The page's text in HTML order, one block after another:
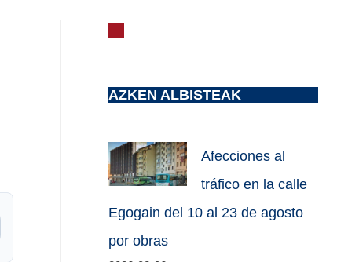
AZKEN ALBISTEAK
Afecciones al
tráfico en la calle
Egogain del 10 al 23 de agosto
por obras